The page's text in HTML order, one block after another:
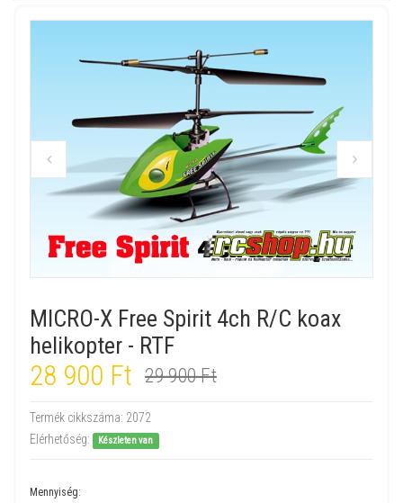
MICRO-X Free Spirit 4ch R/C koax
helikopter - RTF
28 900 Ft 29 900 Ft
Termék cikkszáma: 2072
Elérhetőség:
Készleten van
Mennyiség: